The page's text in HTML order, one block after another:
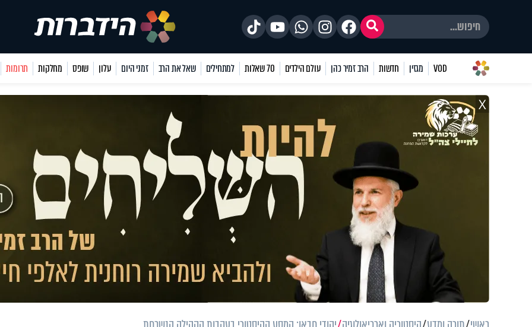
VOD מגזין חדשות הרב זמיר כהן עולם הילדים 70 שאלות למתחילים שאל את הרב זמני היום עלון שופס מחלקות תרומות
X